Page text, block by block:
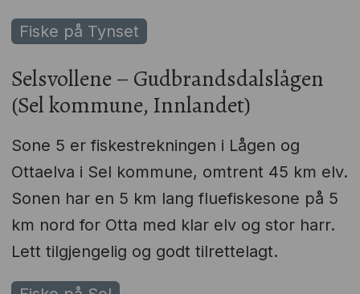
Fiske på Tynset
Selsvollene – Gudbrandsdalslågen
(Sel kommune, Innlandet)
Sone 5 er fiskestrekningen i Lågen og
Ottaelva i Sel kommune, omtrent 45 km elv.
Sonen har en 5 km lang fluefiskesone på 5
km nord for Otta med klar elv og stor harr.
Lett tilgjengelig og godt tilrettelagt.